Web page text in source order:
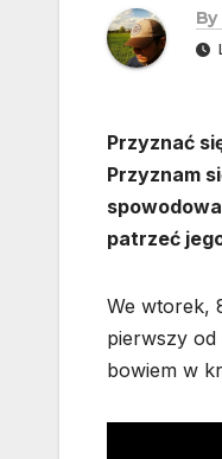
By
Przyznać
Przyznam
patrzeć
We wtorek,
pierwszy od
bowiem w